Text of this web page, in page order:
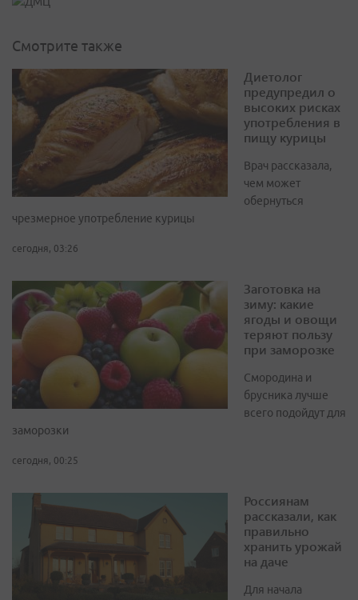
Смотрите также
Диетолог
предупредил о
высоких рисках
употребления в
пищу курицы
Врач рассказала,
чем может
обернуться
чрезмерное употребление курицы
сегодня, 03:26
Заготовка на
зиму: какие
ягоды и овощи
теряют пользу
при заморозке
Смородина и
брусника лучше
всего подойдут для
заморозки
сегодня, 00:25
Россиянам
рассказали, как
правильно
хранить урожай
на даче
Для начала